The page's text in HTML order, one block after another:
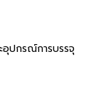
อุปกรณ์การบรรจุ